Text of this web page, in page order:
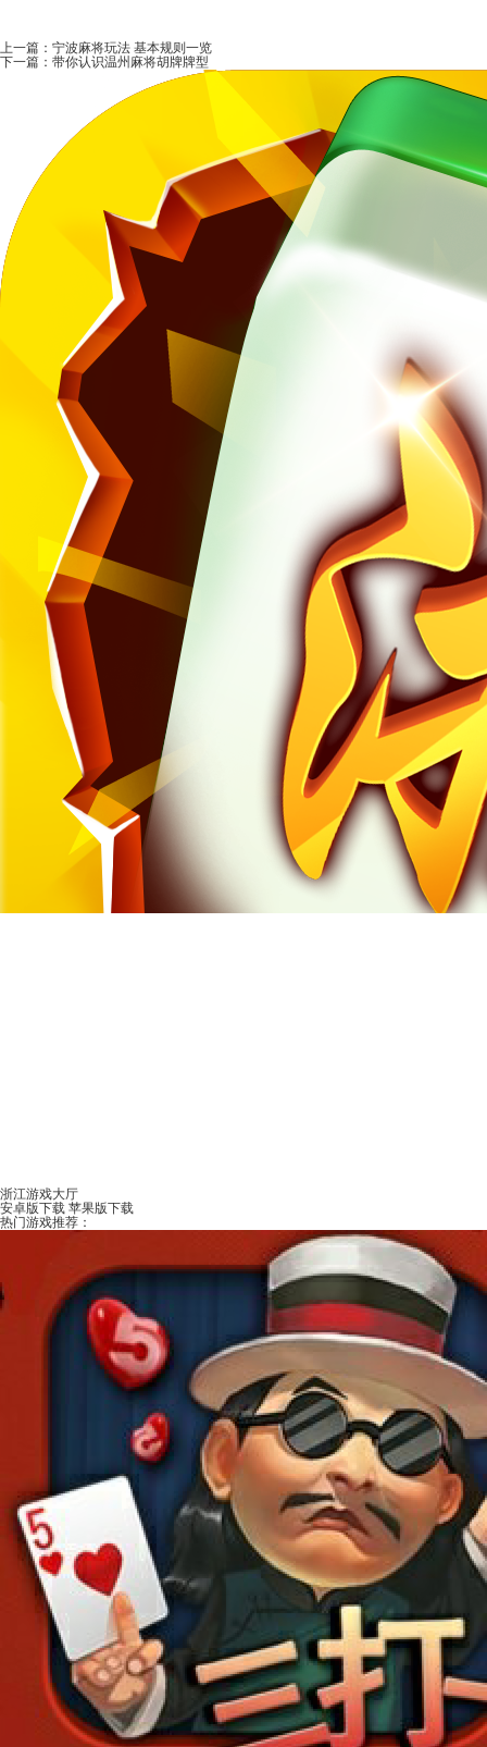
上一篇： 宁波麻将玩法 基本规则一览
下一篇： 带你认识温州麻将胡牌牌型
浙江游戏大厅
安卓版下载 苹果版下载
热门游戏推荐：